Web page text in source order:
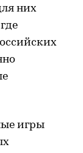
них
игры